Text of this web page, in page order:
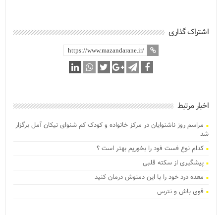
اشتراک گذاری
اخبار مرتبط
مراسم روز ناشنوایان در مرکز خانواده و کودک کم شنوای نیکان آمل برگزار
شد
کدام نوع فست فود را بخوریم بهتر است ؟
پیشگیری از سکته قلبی
معده درد خود را با این دمنوش درمان کنید
قوی باش و نترس